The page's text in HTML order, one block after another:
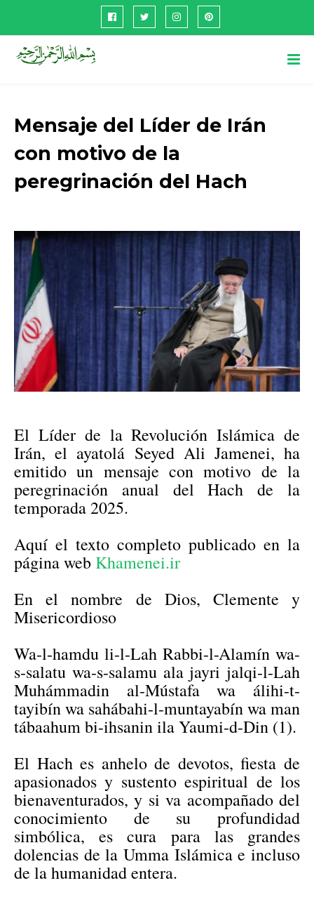
Mensaje del Líder de Irán
con motivo de la
peregrinación del Hach
El Líder de la Revolución Islámica de
Irán, el ayatolá Seyed Ali Jamenei, ha
emitido un mensaje con motivo de la
peregrinación anual del Hach de la
temporada 2025.
Aquí el texto completo publicado en la
página web Khamenei.ir
En el nombre de Dios, Clemente y
Misericordioso
Wa-l-hamdu li-l-Lah Rabbi-l-Alamín wa-
s-salatu wa-s-salamu ala jayri jalqi-l-Lah
Muhámmadin al-Mústafa wa álihi-t-
tayibín wa sahábahi-l-muntayabín wa man
tábaahum bi-ihsanin ila Yaumi-d-Din (1).
El Hach es anhelo de devotos, fiesta de
apasionados y sustento espiritual de los
bienaventurados, y si va acompañado del
conocimiento de su profundidad
simbólica, es cura para las grandes
dolencias de la Umma Islámica e incluso
de la humanidad entera.